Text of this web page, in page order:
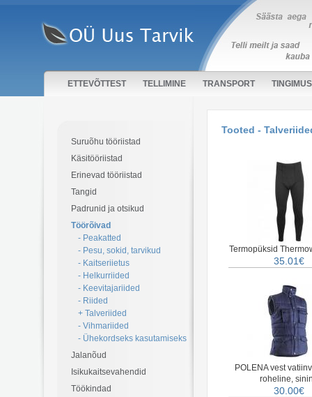
ETTEVÕTTEST TELLIMINE TRANSPORT
Suruõhu tööriistad
Käsitööriistad
Erinevad tööriistad
Tangid
Padrunid ja otsikud
Töörõivad
- Peakatted
- Pesu, sokid, tarvikud
- Kaitseriietus
- Helkurriided
- Keevitajariided
- Riided
+ Talveriided
- Vihmariided
- Ühekordseks kasutamiseks
Jalanõud
Isikukaitsevahendid
Töökindad
Tooted -
Termopüksid
35.01€
POLENA vest
roheline,
30.00€